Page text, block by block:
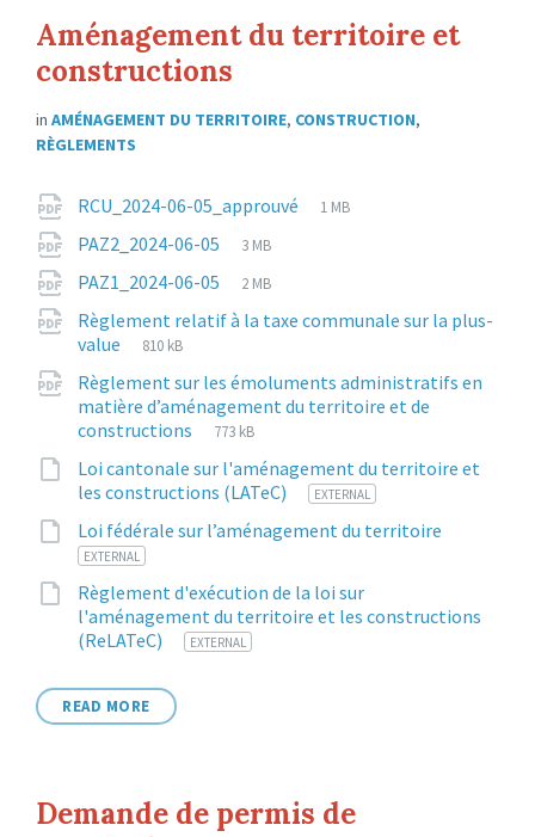
Aménagement du territoire et
constructions
in AMÉNAGEMENT DU TERRITOIRE, CONSTRUCTION,
RÈGLEMENTS
Attachments
RCU_2024-06-05_approuvé
File
pdf
File
1 MB
PAZ2_2024-06-05
File
pdf
File
3 MB
PAZ1_2024-06-05
File
pdf
File
2 MB
Règlement relatif à la taxe communale sur la plus-
value
File
pdf
File
810 kB
Règlement sur les émoluments administratifs en
matière d’aménagement du territoire et de
constructions
File
pdf
File
773 kB
Loi cantonale sur l'aménagement du territoire et
les constructions (LATeC)
File
1EXTERNAL
Loi fédérale sur l’aménagement du territoire
EXTERNAL
Règlement d'exécution de la loi sur
l'aménagement du territoire et les constructions
(ReLATeC)
File
11EXTERNAL
READ MORE
Demande de permis de